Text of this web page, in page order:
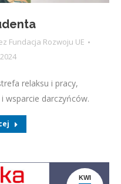
Fundacja Rozwoju UE
relaksu i pracy,
wsparcie darczyńców.
KWI